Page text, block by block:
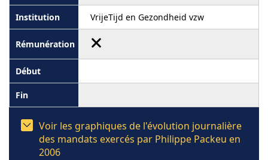
VrijeTijd en Gezondheid vzw
Voir les graphiques de l'évolution journalière
des mandats exercés par Philippe Packeu en
2006